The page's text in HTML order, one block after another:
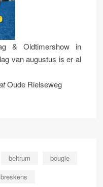
& Oldtimershow in
van augustus is er al
Oude Rielseweg
beltrum
bougie
breskens